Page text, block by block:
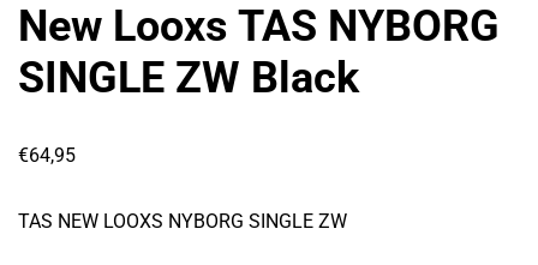
New Looxs TAS NYBORG
SINGLE ZW Black
€64,95
TAS NEW LOOXS NYBORG SINGLE ZW